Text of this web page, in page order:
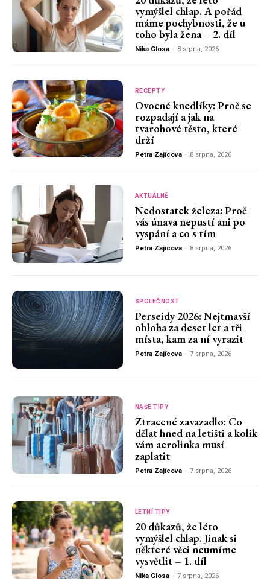
vymýšlel chlap. A pořád
máme pochybnosti, že u
toho byla žena – 2. díl
Nika Glosa - 8 srpna, 2026
RECEPTY
Ovocné knedlíky: Proč se
rozpadají a jak na
tvarohové těsto, které
drží
Petra Zajícova - 8 srpna, 2026
AKTUÁLNĚ
Nedostatek železa: Proč
vás únava nepustí ani po
vyspání a co s tím
Petra Zajícova - 8 srpna, 2026
SPOLEČNOST
Perseidy 2026: Nejtmavší
obloha za deset let a tři
místa, kam za ní vyrazit
Petra Zajícova - 7 srpna, 2026
NAŠE TIPY
Ztracené zavazadlo: Co
dělat hned na letišti a kolik
vám aerolinka musí
zaplatit
Petra Zajícova - 7 srpna, 2026
LETNÍ TIPY
20 důkazů, že léto
vymýšlel chlap. Jinak si
některé věci neumíme
vysvětlit – 1. díl
Nika Glosa - 7 srpna, 2026